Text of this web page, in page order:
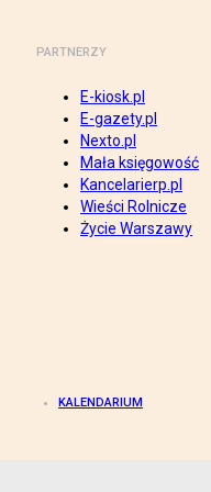
PARTNERZY
E-kiosk.pl
E-gazety.pl
Nexto.pl
Mała księgowość
Kancelarierp.pl
Wieści Rolnicze
Życie Warszawy
KALENDARIUM